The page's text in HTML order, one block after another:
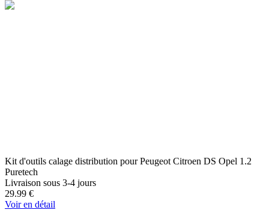
Kit d'outils calage distribution pour Peugeot Citroen DS Opel 1.2
Puretech
Livraison sous 3-4 jours
29.99 €
Voir en détail